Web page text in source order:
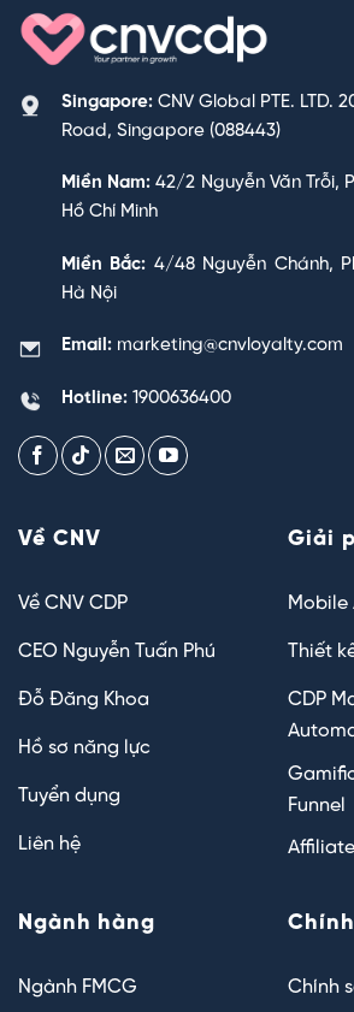
Singapore: CNV Global PTE. LTD.
Road, Singapore (088443)
Miền Nam: 42/2 Nguyễn Văn Trỗi,
Hồ Chí Minh
Miền Bắc: 4/48 Nguyễn Chánh,
Hà Nội
Email: marketing@cnvloyalty.com
Hotline: 1900636400
Về CNV
Về CNV CDP
CEO Nguyễn Tuấn Phú
Đỗ Đăng Khoa
Hồ sơ năng lực
Tuyển dụng
Liên hệ
Giải
Mobile
Thiết
CDP
Funnel
Ngành hàng
Ngành FMCG Chính